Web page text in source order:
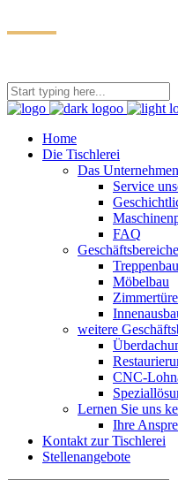
Home
Die Tischlerei
Das Unternehmen
Service
FAQ
Geschäftsbereiche
Treppenbau
Möbelbau
weitere
CNC-
Lernen Sie uns
Ihre
Kontakt zur Tischlerei
Stellenangebote